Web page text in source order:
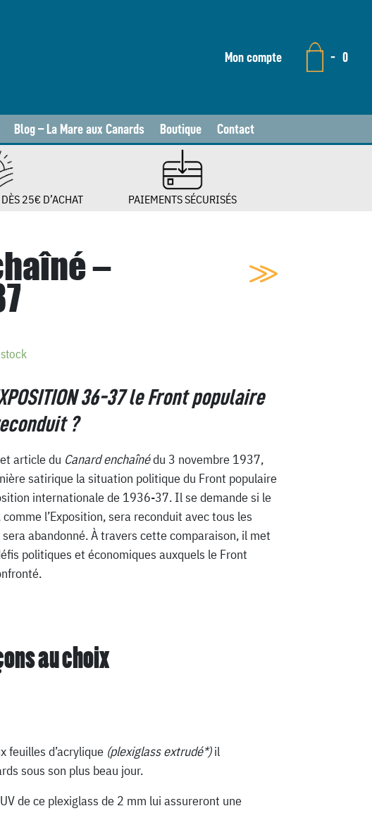
Mon compte - 0
Blog – La Mare aux Canards Boutique Contact
25€ D’ACHAT PAIEMENTS SÉCURISÉS
–
36-37 le Front populaire
?
article du Canard enchaînédu 3 novembre 1937,
satirique la situation politique du Front populaire
internationale de 1936-37. Il se demande si le
l’Exposition, sera reconduit avec tous les
sera abandonné. À travers cette comparaison, il met
politiques et économiques auxquels le Front
au choix
feuilles d’acrylique (plexiglass extrudé*)il
sous son plus beau jour.
de ce plexiglass de 2 mm lui assureront une